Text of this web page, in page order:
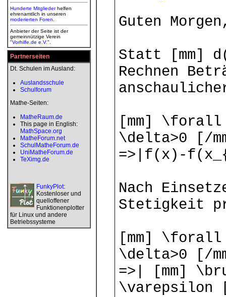
Hunderte Mitgliederhelfen
ehrenamtlich in unseren
moderierten Foren
Anbieter der Seite ist der
gemeinnützige Verein
"Vorhilfe.de e.V.".
Partnerseiten
Dt. Schulen im Ausland:
Auslandsschule
Schulforum
Mathe-Seiten:
MatheRaum.de
This page in English:
MathSpace.org
MatheForum.net
SchulMatheForum.de
UniMatheForum.de
TeXimg.de
FunkyPlot:
Kostenloser und
quelloffener
Funktionenplotter
für Linux und andere
Betriebssysteme
Guten
Statt [mm]
Rechnen
[mm]
\delta>0 [/
=>|f(x)-
Nach
Stetigkeit
[mm]
\delta>0 [/
=>| [mm]
\varepsilon